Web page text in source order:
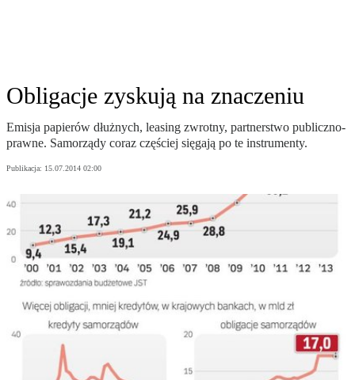
Obligacje zyskują na znaczeniu
Emisja papierów dłużnych, leasing zwrotny, partnerstwo publiczno-
prawne. Samorządy coraz częściej sięgają po te instrumenty.
Publikacja: 15.07.2014 02:00